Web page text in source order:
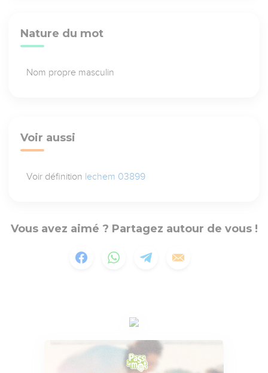
Nature du mot
Nom propre masculin
Voir aussi
Voir définition lechem 03899
Vous avez aimé ? Partagez autour de vous !